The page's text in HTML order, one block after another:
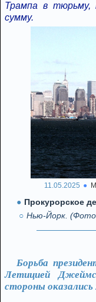
Трампа в тюрьму,
сумму.
11.05.2025
Прокурорское
Нью-Йорк.
Борьба
Летицией
стороны